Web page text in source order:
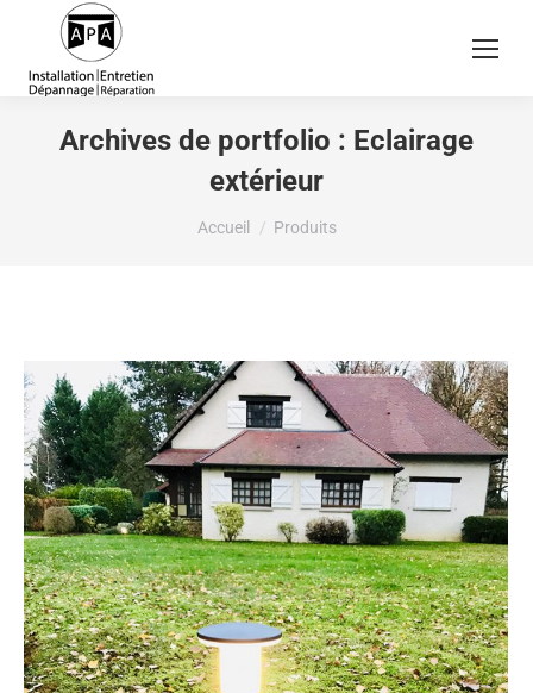
Archives de portfolio : Eclairage
extérieur
Vous êtes ici :
Accueil Produits